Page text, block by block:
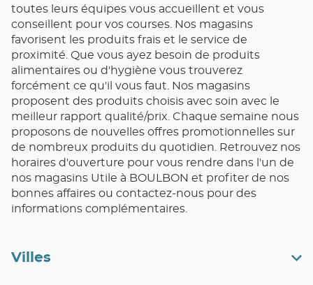
toutes leurs équipes vous accueillent et vous
conseillent pour vos courses. Nos magasins
favorisent les produits frais et le service de
proximité. Que vous ayez besoin de produits
alimentaires ou d'hygiène vous trouverez
forcément ce qu'il vous faut. Nos magasins
proposent des produits choisis avec soin avec le
meilleur rapport qualité/prix. Chaque semaine nous
proposons de nouvelles offres promotionnelles sur
de nombreux produits du quotidien. Retrouvez nos
horaires d'ouverture pour vous rendre dans l'un de
nos magasins Utile à BOULBON et profiter de nos
bonnes affaires ou contactez-nous pour des
informations complémentaires.
Villes